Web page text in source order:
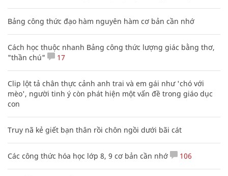
Bảng công thức đạo hàm nguyên hàm cơ bản cần nhớ
Cách học thuộc nhanh Bảng công thức lượng giác bằng thơ,
"thần chú"
17
Clip lột tả chân thực cảnh anh trai và em gái như 'chó với
mèo', người tinh ý còn phát hiện một vấn đề trong giáo dục
con
Truy nã kẻ giết bạn thân rồi chôn ngồi dưới bãi cát
Các công thức hóa học lớp 8, 9 cơ bản cần nhớ 106